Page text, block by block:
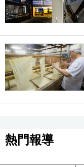
熱門報導